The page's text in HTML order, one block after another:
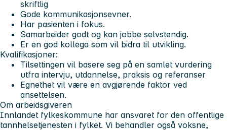
skriftlig
Gode kommunikasjonsevner.
Har pasienten i fokus.
Samarbeider godt og kan jobbe selvstendig.
Er en god kollega som vil bidra til utvikling.
Kvalifikasjoner:
Tilsettingen vil basere seg på en samlet vurdering
utfra intervju, utdannelse, praksis og referanser
Egnethet vil være en avgjørende faktor ved
ansettelsen.
Om arbeidsgiveren
Innlandet fylkeskommune har ansvaret for den offentlige
tannhelsetjenesten i fylket. Vi behandler også voksne,